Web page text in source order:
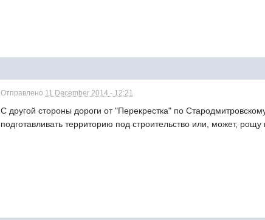
Отправлено 11 December 2014 - 12:21
С другой стороны дороги от "Перекрестка" по
подготавливать территорию под строительство или, может, рощу